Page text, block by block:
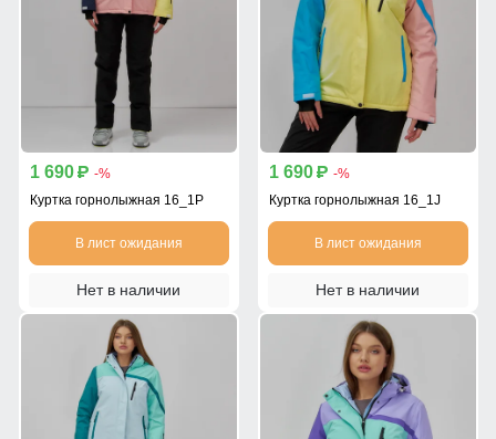
1 690 p -%
Куртка горнолыжная 16_1P
В лист ожидания
Нет в наличии
1 690 p -%
Куртка горнолыжная 16_1J
В лист ожидания
Нет в наличии